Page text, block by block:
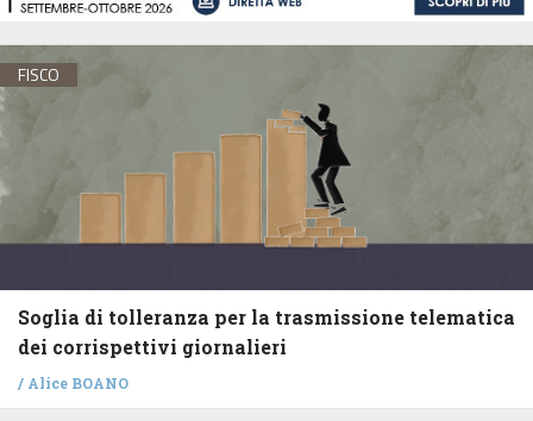
FISCO
Soglia di tolleranza per la trasmissione telematica
dei corrispettivi giornalieri
/ Alice BOANO